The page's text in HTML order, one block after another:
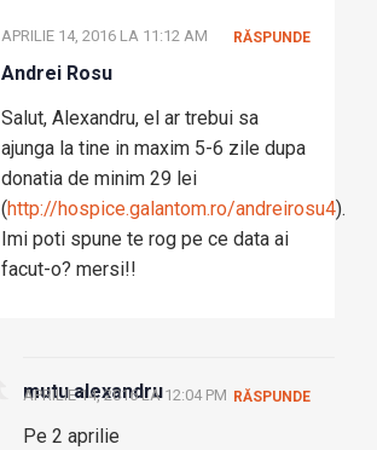
Andrei Rosu
APRILIE 14, 2016 LA 11:12 AM
Salut, Alexandru, el ar trebui sa
ajunga la tine in maxim 5-6 zile dupa
donatia de minim 29 lei
(http://hospice.galantom.ro/andreirosu4).
Imi poti spune te rog pe ce data ai
facut-o? mersi!!
RĂSPUNDE
mutu alexandru
APRILIE 14, 2016 LA 12:04 PM
Pe 2 aprilie
RĂSPUNDE